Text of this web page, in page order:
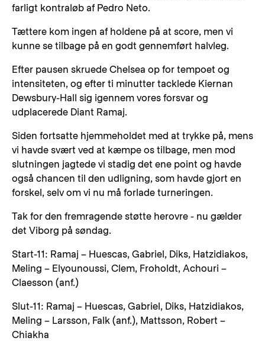
farligt kontraløb af Pedro Neto.
Tættere kom ingen af holdene på at score, men vi
kunne se tilbage på en godt gennemført halvleg.
Efter pausen skruede Chelsea op for tempoet og
intensiteten, og efter ti minutter tacklede Kiernan
Dewsbury-Hall sig igennem vores forsvar og
udplacerede Diant Ramaj.
Siden fortsatte hjemmeholdet med at trykke på, mens
vi havde svært ved at kæmpe os tilbage, men mod
slutningen jagtede vi stadig det ene point og havde
også chancen til den udligning, som havde gjort en
forskel, selv om vi nu må forlade turneringen.
Tak for den fremragende støtte herovre - nu gælder
det Viborg på søndag.
Start-11: Ramaj – Huescas, Gabriel, Diks, Hatzidiakos,
Meling – Elyounoussi, Clem, Froholdt, Achouri –
Claesson (anf.)
Slut-11: Ramaj – Huescas, Gabriel, Diks, Hatzidiakos,
Meling – Larsson, Falk (anf.), Mattsson, Robert –
Chiakha